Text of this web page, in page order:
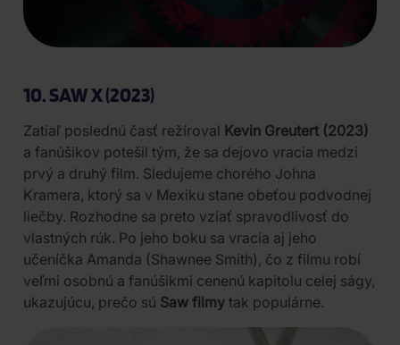
10. SAW X (2023)
Zatiaľ poslednú časť režíroval Kevin Greutert (2023)
a fanúšikov potešil tým, že sa dejovo vracia medzi
prvý a druhý film. Sledujeme chorého Johna
Kramera, ktorý sa v Mexiku stane obeťou podvodnej
liečby. Rozhodne sa preto vziať spravodlivosť do
vlastných rúk. Po jeho boku sa vracia aj jeho
učeníčka Amanda (Shawnee Smith), čo z filmu robí
veľmi osobnú a fanúšikmi cenenú kapitolu celej ságy,
ukazujúcu, prečo sú Saw filmy tak populárne.